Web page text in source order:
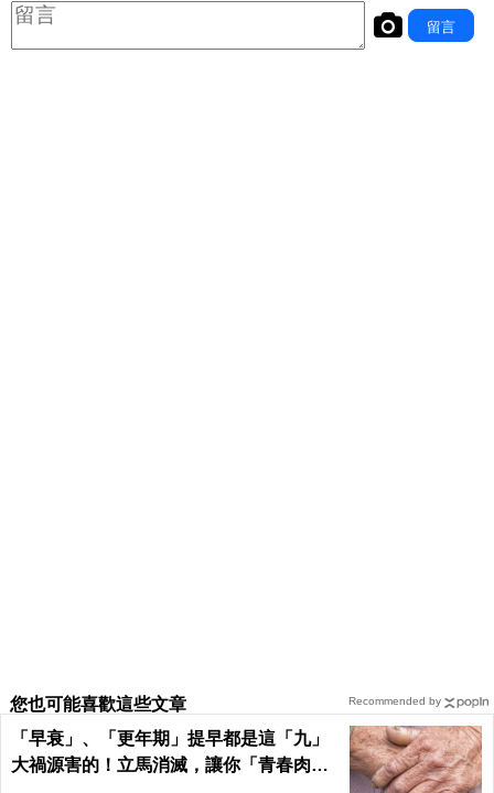
您也可能喜歡這些文章
「早衰」、「更年期」提早都是這「九」
大禍源害的！立馬消滅，讓你「青春肉
Recommended by